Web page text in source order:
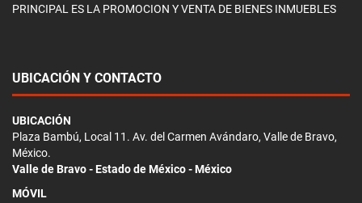
PRINCIPAL ES LA PROMOCION Y VENTA DE BIENES INMUEBLES
UBICACIÓN Y CONTACTO
UBICACIÓN
Plaza Bambú, Local 11. Av. del Carmen Avándaro, Valle de Bravo,
México.
Valle de Bravo - Estado de México - México
MÓVIL